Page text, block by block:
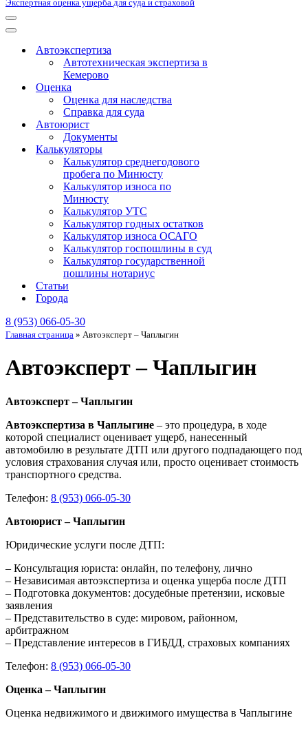
Экспертная оценка ущерба для суда и страховой
Меню
навигации
Меню
навигацииАвтоэкспертиза
Автотехническая экспертиза в
Кемерово
Оценка
Оценка для наследства
Справка для суда
Автоюрист
Документы
Калькуляторы
Калькулятор среднегодового
пробега по Минюсту
Калькулятор износа по
Минюсту
Калькулятор УТС
Калькулятор годных остатков
Калькулятор износа ОСАГО
Калькулятор госпошлины в суд
Калькулятор государственной
пошлины нотариус
Статьи
Города
8 (953) 066-05-30
Главная страница » Автоэксперт – Чаплыгин
Автоэксперт – Чаплыгин
Автоэксперт – Чаплыгин
Автоэкспертиза в Чаплыгине – это процедура, в ходе
которой специалист оценивает ущерб, нанесенный
автомобилю в результате ДТП или другого подпадающего под
условия страхования случая или, просто оценивает стоимость
транспортного средства.
Телефон: 8 (953) 066-05-30
Автоюрист – Чаплыгин
Юридические услуги после ДТП:
– Консультация юриста: онлайн, по телефону, лично
– Независимая автоэкспертиза и оценка ущерба после ДТП
– Подготовка документов: досудебные претензии, исковые
заявления
– Представительство в суде: мировом, районном,
арбитражном
– Представление интересов в ГИБДД, страховых компаниях
Телефон: 8 (953) 066-05-30
Оценка – Чаплыгин
Оценка недвижимого и движимого имущества в Чаплыгине